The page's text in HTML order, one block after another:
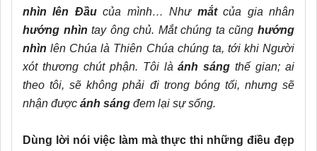
nhìn lên Đầucủa mình… Như mắtcủa gia nhân
hướng nhìn tay ông chủ. Mắt chúng ta cũnghướng
nhìn lên Chúa là Thiên Chúa chúng ta, tới khi Người
xót thương chút phận. Tôi làánh sáng thế gian; ai
theo tôi, sẽ không phải đi trong bóng tối, nhưng sẽ
nhận được ánh sáng đem lại sự sống.
Dùng lời nói việc làm mà thực thi những điều đẹp